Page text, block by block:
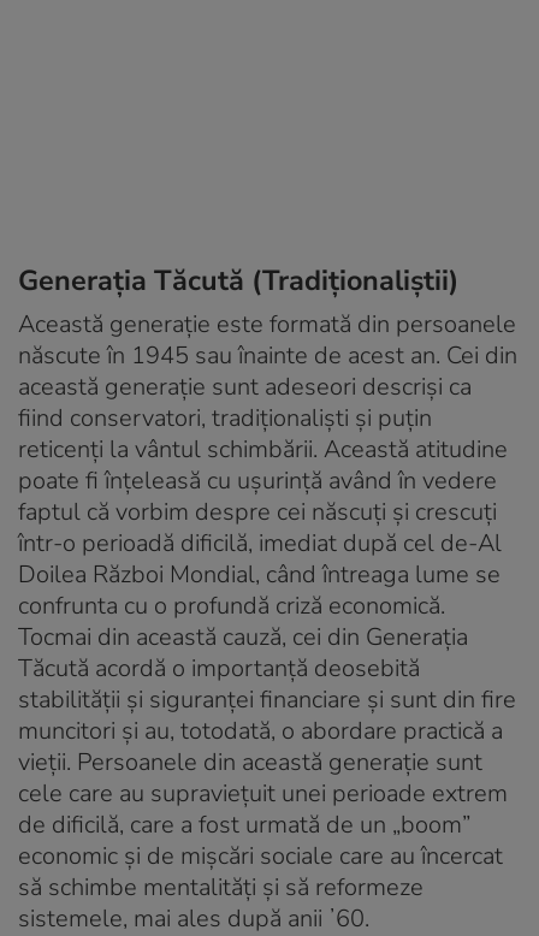
Generația Tăcută (Tradiționaliștii)
Această generație este formată din persoanele
născute în 1945 sau înainte de acest an. Cei din
această generație sunt adeseori descriși ca
fiind conservatori, tradiționaliști și puțin
reticenți la vântul schimbării. Această atitudine
poate fi înțeleasă cu ușurință având în vedere
faptul că vorbim despre cei născuți și crescuți
într-o perioadă dificilă, imediat după cel de-Al
Doilea Război Mondial, când întreaga lume se
confrunta cu o profundă criză economică.
Tocmai din această cauză, cei din Generația
Tăcută acordă o importanță deosebită
stabilității și siguranței financiare și sunt din fire
muncitori și au, totodată, o abordare practică a
vieții. Persoanele din această generație sunt
cele care au supraviețuit unei perioade extrem
de dificilă, care a fost urmată de un „boom”
economic și de mișcări sociale care au încercat
să schimbe mentalități și să reformeze
sistemele, mai ales după anii ʼ60.